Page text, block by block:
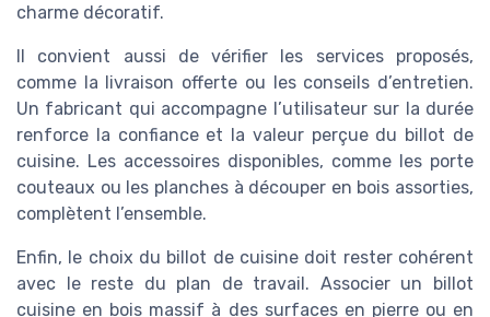
charme décoratif.
Il convient aussi de vérifier les services proposés,
comme la livraison offerte ou les conseils d’entretien.
Un fabricant qui accompagne l’utilisateur sur la durée
renforce la confiance et la valeur perçue du billot de
cuisine. Les accessoires disponibles, comme les porte
couteaux ou les planches à découper en bois assorties,
complètent l’ensemble.
Enfin, le choix du billot de cuisine doit rester cohérent
avec le reste du plan de travail. Associer un billot
cuisine en bois massif à des surfaces en pierre ou en